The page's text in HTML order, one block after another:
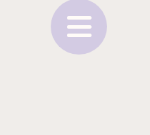
CONTACT